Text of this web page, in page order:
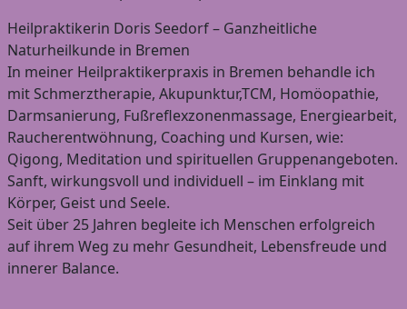
Heilpraktikerin Doris Seedorf – Ganzheitliche
Naturheilkunde in Bremen
In meiner Heilpraktikerpraxis in Bremen behandle ich
mit Schmerztherapie, Akupunktur,TCM, Homöopathie,
Darmsanierung, Fußreflexzonenmassage, Energiearbeit,
Raucherentwöhnung, Coaching und Kursen, wie:
Qigong, Meditation und spirituellen Gruppenangeboten.
Sanft, wirkungsvoll und individuell – im Einklang mit
Körper, Geist und Seele.
Seit über 25 Jahren begleite ich Menschen erfolgreich
auf ihrem Weg zu mehr Gesundheit, Lebensfreude und
innerer Balance.